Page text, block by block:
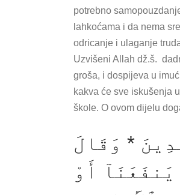
potrebno
lahkoćama i da nema
odricanje i ulaganje
Uzvišeni Allah dž.š.
groša, i dospijeva u
kakva će sve iskušenja
škole. O ovom dijelu
* وَقَالَ
أَوْ